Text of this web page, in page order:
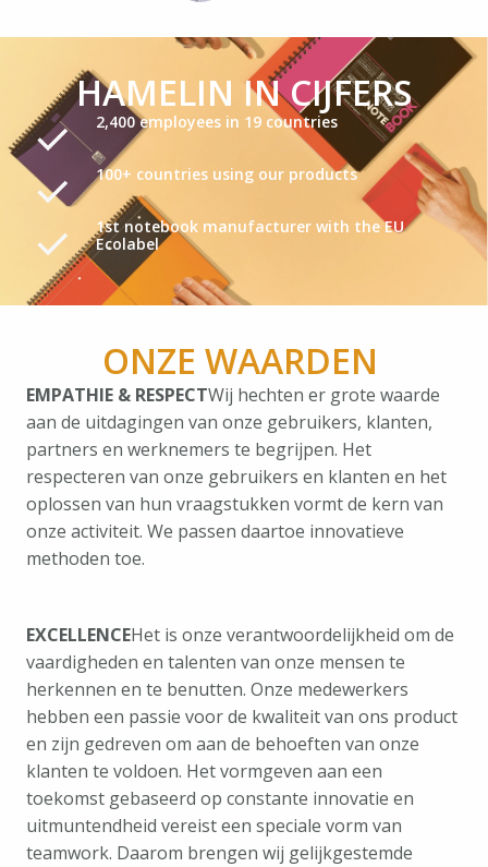
HAMELIN IN CIJFERS
2,400 employees in 19 countries
100+ countries using our products
1st notebook manufacturer with the EU
Ecolabel
ONZE WAARDEN
EMPATHIE & RESPECTWij hechten er grote waarde
aan de uitdagingen van onze gebruikers, klanten,
partners en werknemers te begrijpen. Het
respecteren van onze gebruikers en klanten en het
oplossen van hun vraagstukken vormt de kern van
onze activiteit. We passen daartoe innovatieve
methoden toe.
EXCELLENCEHet is onze verantwoordelijkheid om de
vaardigheden en talenten van onze mensen te
herkennen en te benutten. Onze medewerkers
hebben een passie voor de kwaliteit van ons product
en zijn gedreven om aan de behoeften van onze
klanten te voldoen. Het vormgeven aan een
toekomst gebaseerd op constante innovatie en
uitmuntendheid vereist een speciale vorm van
teamwork. Daarom brengen wij gelijkgestemde